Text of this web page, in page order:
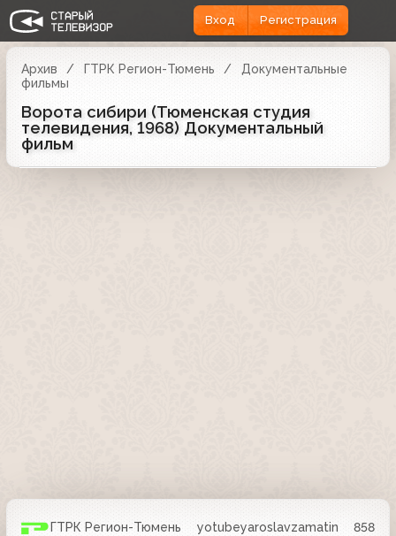
Вход Регистрация
Архив ГТРК Регион-Тюмень
Документальные
фильмы
Ворота сибири (Тюменская студия
телевидения, 1968) Документальный
фильм
ГТРК Регион-Тюмень yotubeyaroslavzamatin
858